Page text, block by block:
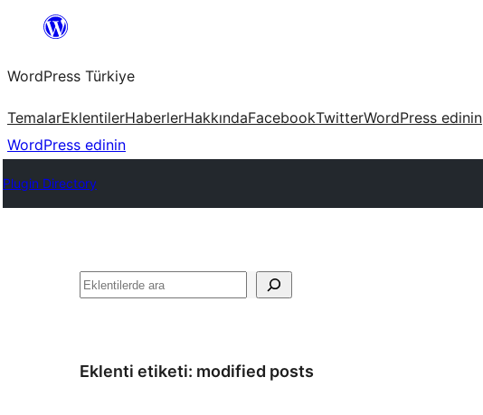
İçeriğe
WordPress Türkiye
TemalarEklentilerHaberlerHakkındaFacebookTwitterWordPress edinin
WordPress edinin
Plugin Directory
Ara
Eklenti etiketi: modified posts